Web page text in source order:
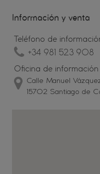
Información y venta
Teléfono de
+34 981 523 908
Oficina de información
Calle Manuel
15702 Santiago de